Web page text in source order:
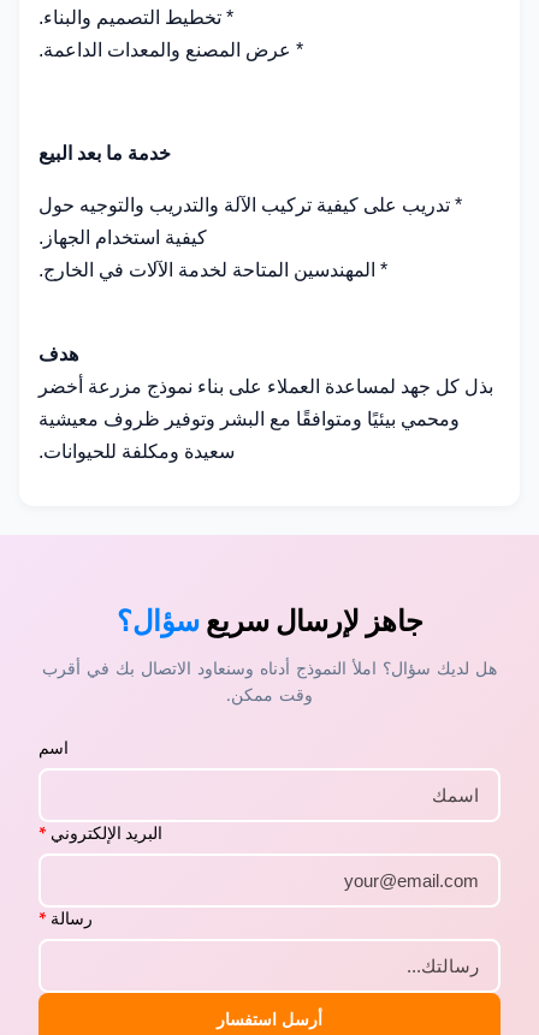
* تخطيط التصميم والبناء.
* عرض المصنع والمعدات الداعمة.
خدمة ما بعد البيع
* تدريب على كيفية تركيب الآلة والتدريب والتوجيه حول
كيفية استخدام الجهاز.
* المهندسين المتاحة لخدمة الآلات في الخارج.
هدف
بذل كل جهد لمساعدة العملاء على بناء نموذج مزرعة أخضر
ومحمي بيئيًا ومتوافقًا مع البشر وتوفير ظروف معيشية
سعيدة ومكلفة للحيوانات.
جاهز لإرسال سريعسؤال؟
هل لديك سؤال؟ املأ النموذج أدناه وسنعاود الاتصال بك في أقرب
وقت ممكن.
اسم
البريد الإلكتروني *
رسالة *
أرسل استفسار